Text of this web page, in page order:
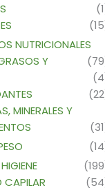
NUTRICIONALES
Y
MINERALES Y
CAPILAR